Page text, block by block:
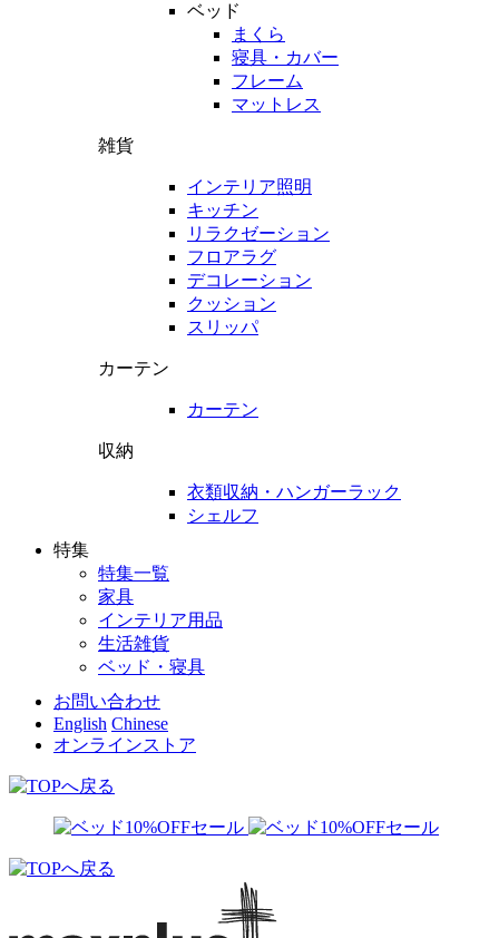
ベッド
まくら
寝具・カバー
フレーム
マットレス
雑貨
インテリア照明
キッチン
リラクゼーション
フロアラグ
デコレーション
クッション
スリッパ
カーテン
カーテン
収納
衣類収納・ハンガーラック
シェルフ
特集
特集一覧
家具
インテリア用品
生活雑貨
ベッド・寝具
お問い合わせ
English Chinese
オンラインストア